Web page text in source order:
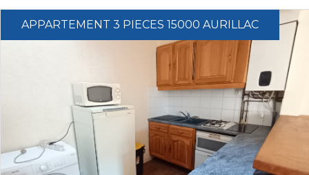
APPARTEMENT 3 PIECES 15000 AURILLAC